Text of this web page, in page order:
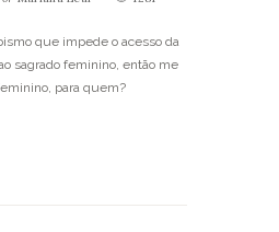
que impede o acesso da
sagrado feminino, então me
para quem?